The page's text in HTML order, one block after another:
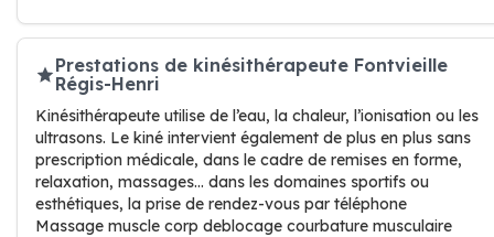
Prestations de kinésithérapeute Fontvieille
Régis-Henri
Kinésithérapeute utilise de l’eau, la chaleur, l’ionisation ou les
ultrasons. Le kiné intervient également de plus en plus sans
prescription médicale, dans le cadre de remises en forme,
relaxation, massages… dans les domaines sportifs ou
esthétiques, la prise de rendez-vous par téléphone
Massage muscle corp deblocage courbature musculaire